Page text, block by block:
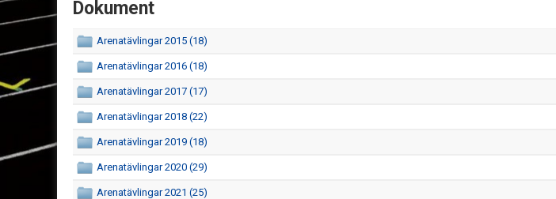
Dokument
Arenatävlingar 2015 (18)
Arenatävlingar 2016 (18)
Arenatävlingar 2017 (17)
Arenatävlingar 2018 (22)
Arenatävlingar 2019 (18)
Arenatävlingar 2020 (29)
Arenatävlingar 2021 (25)